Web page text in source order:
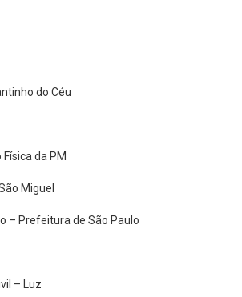
do Céu
Física da PM
Miguel
– Prefeitura de São Paulo
– Luz